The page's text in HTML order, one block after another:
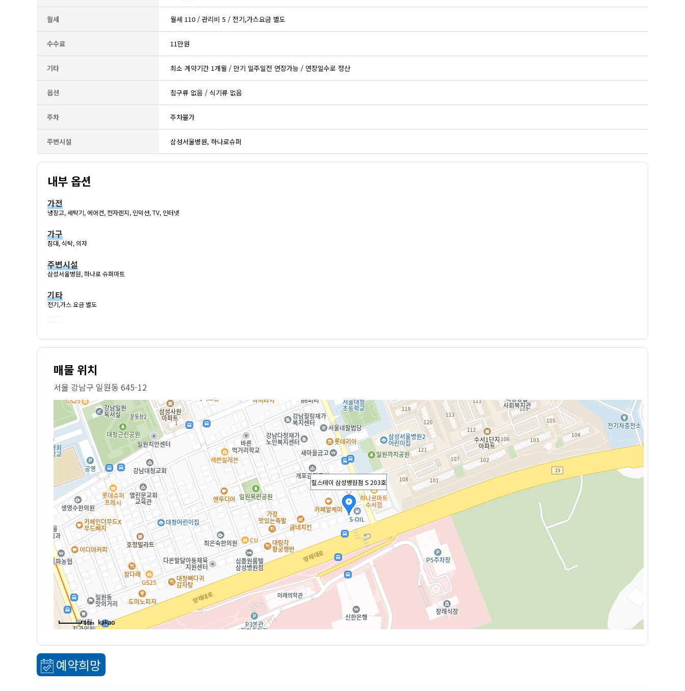
월세 월세 110 / 관리비 5 / 전기,가스요금 별도
수수료 11만원
기타 최소 계약기간 1개월 / 만기 일주일전 연장가능 / 연장일수로 정산
옵션 침구류 없음 / 식기류 없음
주차 주차불가
주변시설 삼성서울병원, 하나로슈퍼
내부 옵션
가전
냉장고, 세탁기, 에어컨, 전자렌지, 인덕션, TV, 인터넷
가구
침대, 식탁, 의자
주변시설
삼성서울병원, 하나로 슈퍼마트
기타
전기,가스 요금 별도
매물 위치
서울 강남구 일원동 645-12
힐스테이 삼성병원점 S 203호
50m
예약희망